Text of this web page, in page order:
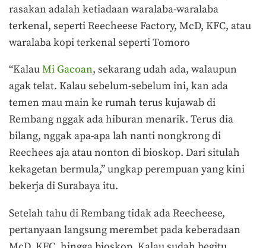
rasakan adalah ketiadaan waralaba-waralaba
terkenal, seperti Reecheese Factory, McD, KFC, atau
waralaba kopi terkenal seperti Tomoro
“KalauMi Gacoan, sekarang udah ada, walaupun
agak telat. Kalau sebelum-sebelum ini, kan ada
temen mau main ke rumah terus kujawab di
Rembang nggak ada hiburan menarik. Terus dia
bilang, nggak apa-apa lah nanti nongkrong di
Reechees aja atau nonton di bioskop. Dari situlah
kekagetan bermula,” ungkap perempuan yang kini
bekerja di Surabaya itu.
Setelah tahu di Rembang tidak ada Reecheese,
pertanyaan langsung merembet pada keberadaan